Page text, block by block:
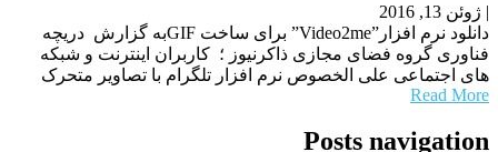
| ژوئن 13, 2016
دانلود نرم افزار”Video2me” برای ساخت GIFبه گزارش دریچه
فناوری گروه فضای مجازی ذاکرنیوز ؛ کاربران اینترنت و شبکه
های اجتماعی علی الخصوص نرم افزار تلگرام با تصاویر متحرک
Read More
Posts navigation